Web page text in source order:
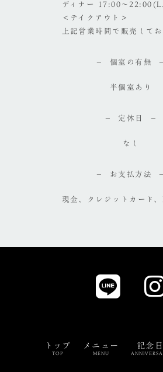
ディナー 17:00～
＜テイクアウト＞
上記営業時間で販売してお
個室の有無
半個室あり
定休日
なし
お支払方法
現金、クレジットカード
トップ
TOP
メニュー
MENU
記念日